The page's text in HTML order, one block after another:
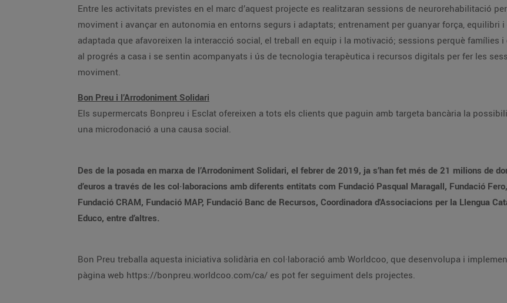
Entre les activitats previstes en el marc d’aquest projecte es realitzaran sessions de neurorehabilitació
moviment i avançar en autonomia en entorns segurs i adaptats; entrenament per guanyar força,
adaptada que afavoreixen la interacció social, el treball en equip i la motivació; sessions perquè
al progrés a casa i se sentin acompanyats i ús de tecnologia terapèutica i recursos digitals per fer les
moviment.
Bon Preu i l’Arrodoniment Solidari
Els supermercats Bonpreu i Esclat ofereixen a tots els clients que paguin amb targeta bancària la
una microdonació a una causa social.
Des de la posada en marxa de l’Arrodoniment Solidari, el febrer de 2019, ja s’han fet més de 21 milions de
d’euros a través de les col·laboracions amb diferents entitats com Fundació Pasqual Maragall, Fundació
Fundació CRAM, Fundació MAP, Fundació Banc de Recursos, Coordinadora d'Associacions per la Llengua
Educo, entre d’altres.
Bon Preu treballa aquesta iniciativa solidària en col·laboració amb Worldcoo, que desenvolupa i
pàgina web https://bonpreu.worldcoo.com/ca/ es pot fer seguiment dels projectes.